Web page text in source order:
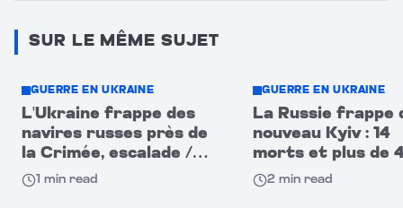
SUR LE MÊME SUJET
GUERRE EN UKRAINE
L'Ukraine frappe des
navires russes près de
la Crimée, escalade /
Poutine en alerte
1 min read
GUERRE EN UKRAINE
La Russie frappe
nouveau Kyiv : 14
morts et plus de
blessés
2 min read